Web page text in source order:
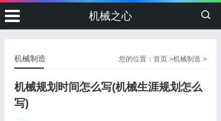
机械之心
您的位置：首页 >机械制造 >
机械制造
机械规划时间怎么写(机械生涯规划怎么
写)